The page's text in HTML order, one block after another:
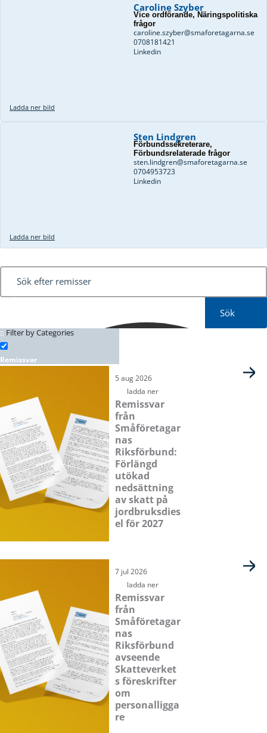
Caroline Szyber
Vice ordförande, Näringspolitiska
frågor
caroline.szyber@smaforetagarna.se
0708181421
Linkedin
Ladda ner bild
Sten Lindgren
Förbundssekreterare,
Förbundsrelaterade frågor
sten.lindgren@smaforetagarna.se
0704953723
Linkedin
Ladda ner bild
Sök
Filter by Categories
Remissvar
Kontaktpersoner
5 aug 2026
ladda ner
Remissvar
från
Småföretagar
nas
Riksförbund:
Förlängd
utökad
nedsättning
av skatt på
jordbruksdies
el för 2027
7 jul 2026
ladda ner
Remissvar
från
Småföretagar
nas
Riksförbund
avseende
Skatteverket
s föreskrifter
om
personalligga
re